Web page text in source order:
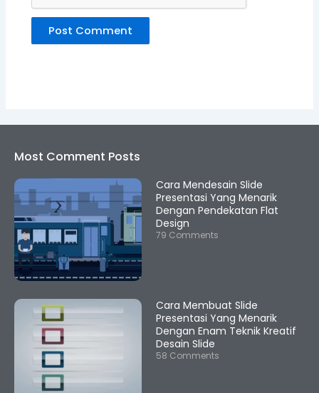
Most Comment Posts
Cara Mendesain Slide
Presentasi Yang Menarik
Dengan Pendekatan Flat
Design
79 Comments
Cara Membuat Slide
Presentasi Yang Menarik
Dengan Enam Teknik Kreatif
Desain Slide
58 Comments